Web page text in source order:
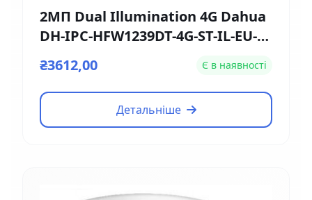
2МП Dual Illumination 4G Dahua
DH-IPC-HFW1239DT-4G-ST-IL-EU-B
₴3612,00 Є в наявності
Детальніше